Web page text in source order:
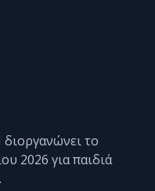
το
2026 για παιδιά